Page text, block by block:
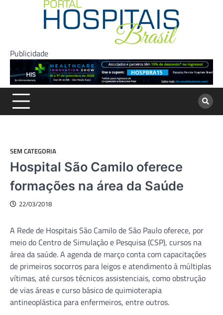
Publicidade
SEM CATEGORIA
Hospital São Camilo oferece
formações na área da Saúde
22/03/2018
A Rede de Hospitais São Camilo de São Paulo oferece, por
meio do Centro de Simulação e Pesquisa (CSP), cursos na
área da saúde. A agenda de março conta com capacitações
de primeiros socorros para leigos e atendimento à múltiplas
vítimas, até cursos técnicos assistenciais, como obstrução
de vias áreas e curso básico de quimioterapia
antineoplástica para enfermeiros, entre outros.